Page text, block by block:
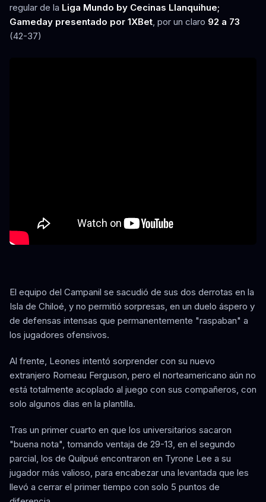
regular de la Liga Mundo by Cecinas Llanquihue;
Gameday presentado por 1XBet, por un claro 92 a 73
(42-37)
El equipo del Campanil se sacudió de sus dos derrotas en la
Isla de Chiloé, y no permitió sorpresas, en un duelo áspero y
de defensas intensas que permanentemente "raspaban" a
los jugadores ofensivos.
Al frente, Leones intentó sorprender con su nuevo
extranjero Romeau Ferguson, pero el norteamericano aún no
está totalmente acoplado al juego con sus compañeros, con
solo algunos dias en la plantilla.
Tras un primer cuarto en que los universitarios sacaron
"buena nota", tomando ventaja de 29-13, en el segundo
parcial, los de Quilpué encontraron en Tyrone Lee a su
jugador más valioso, para encabezar una levantada que les
llevó a cerrar el primer tiempo con solo 5 puntos de